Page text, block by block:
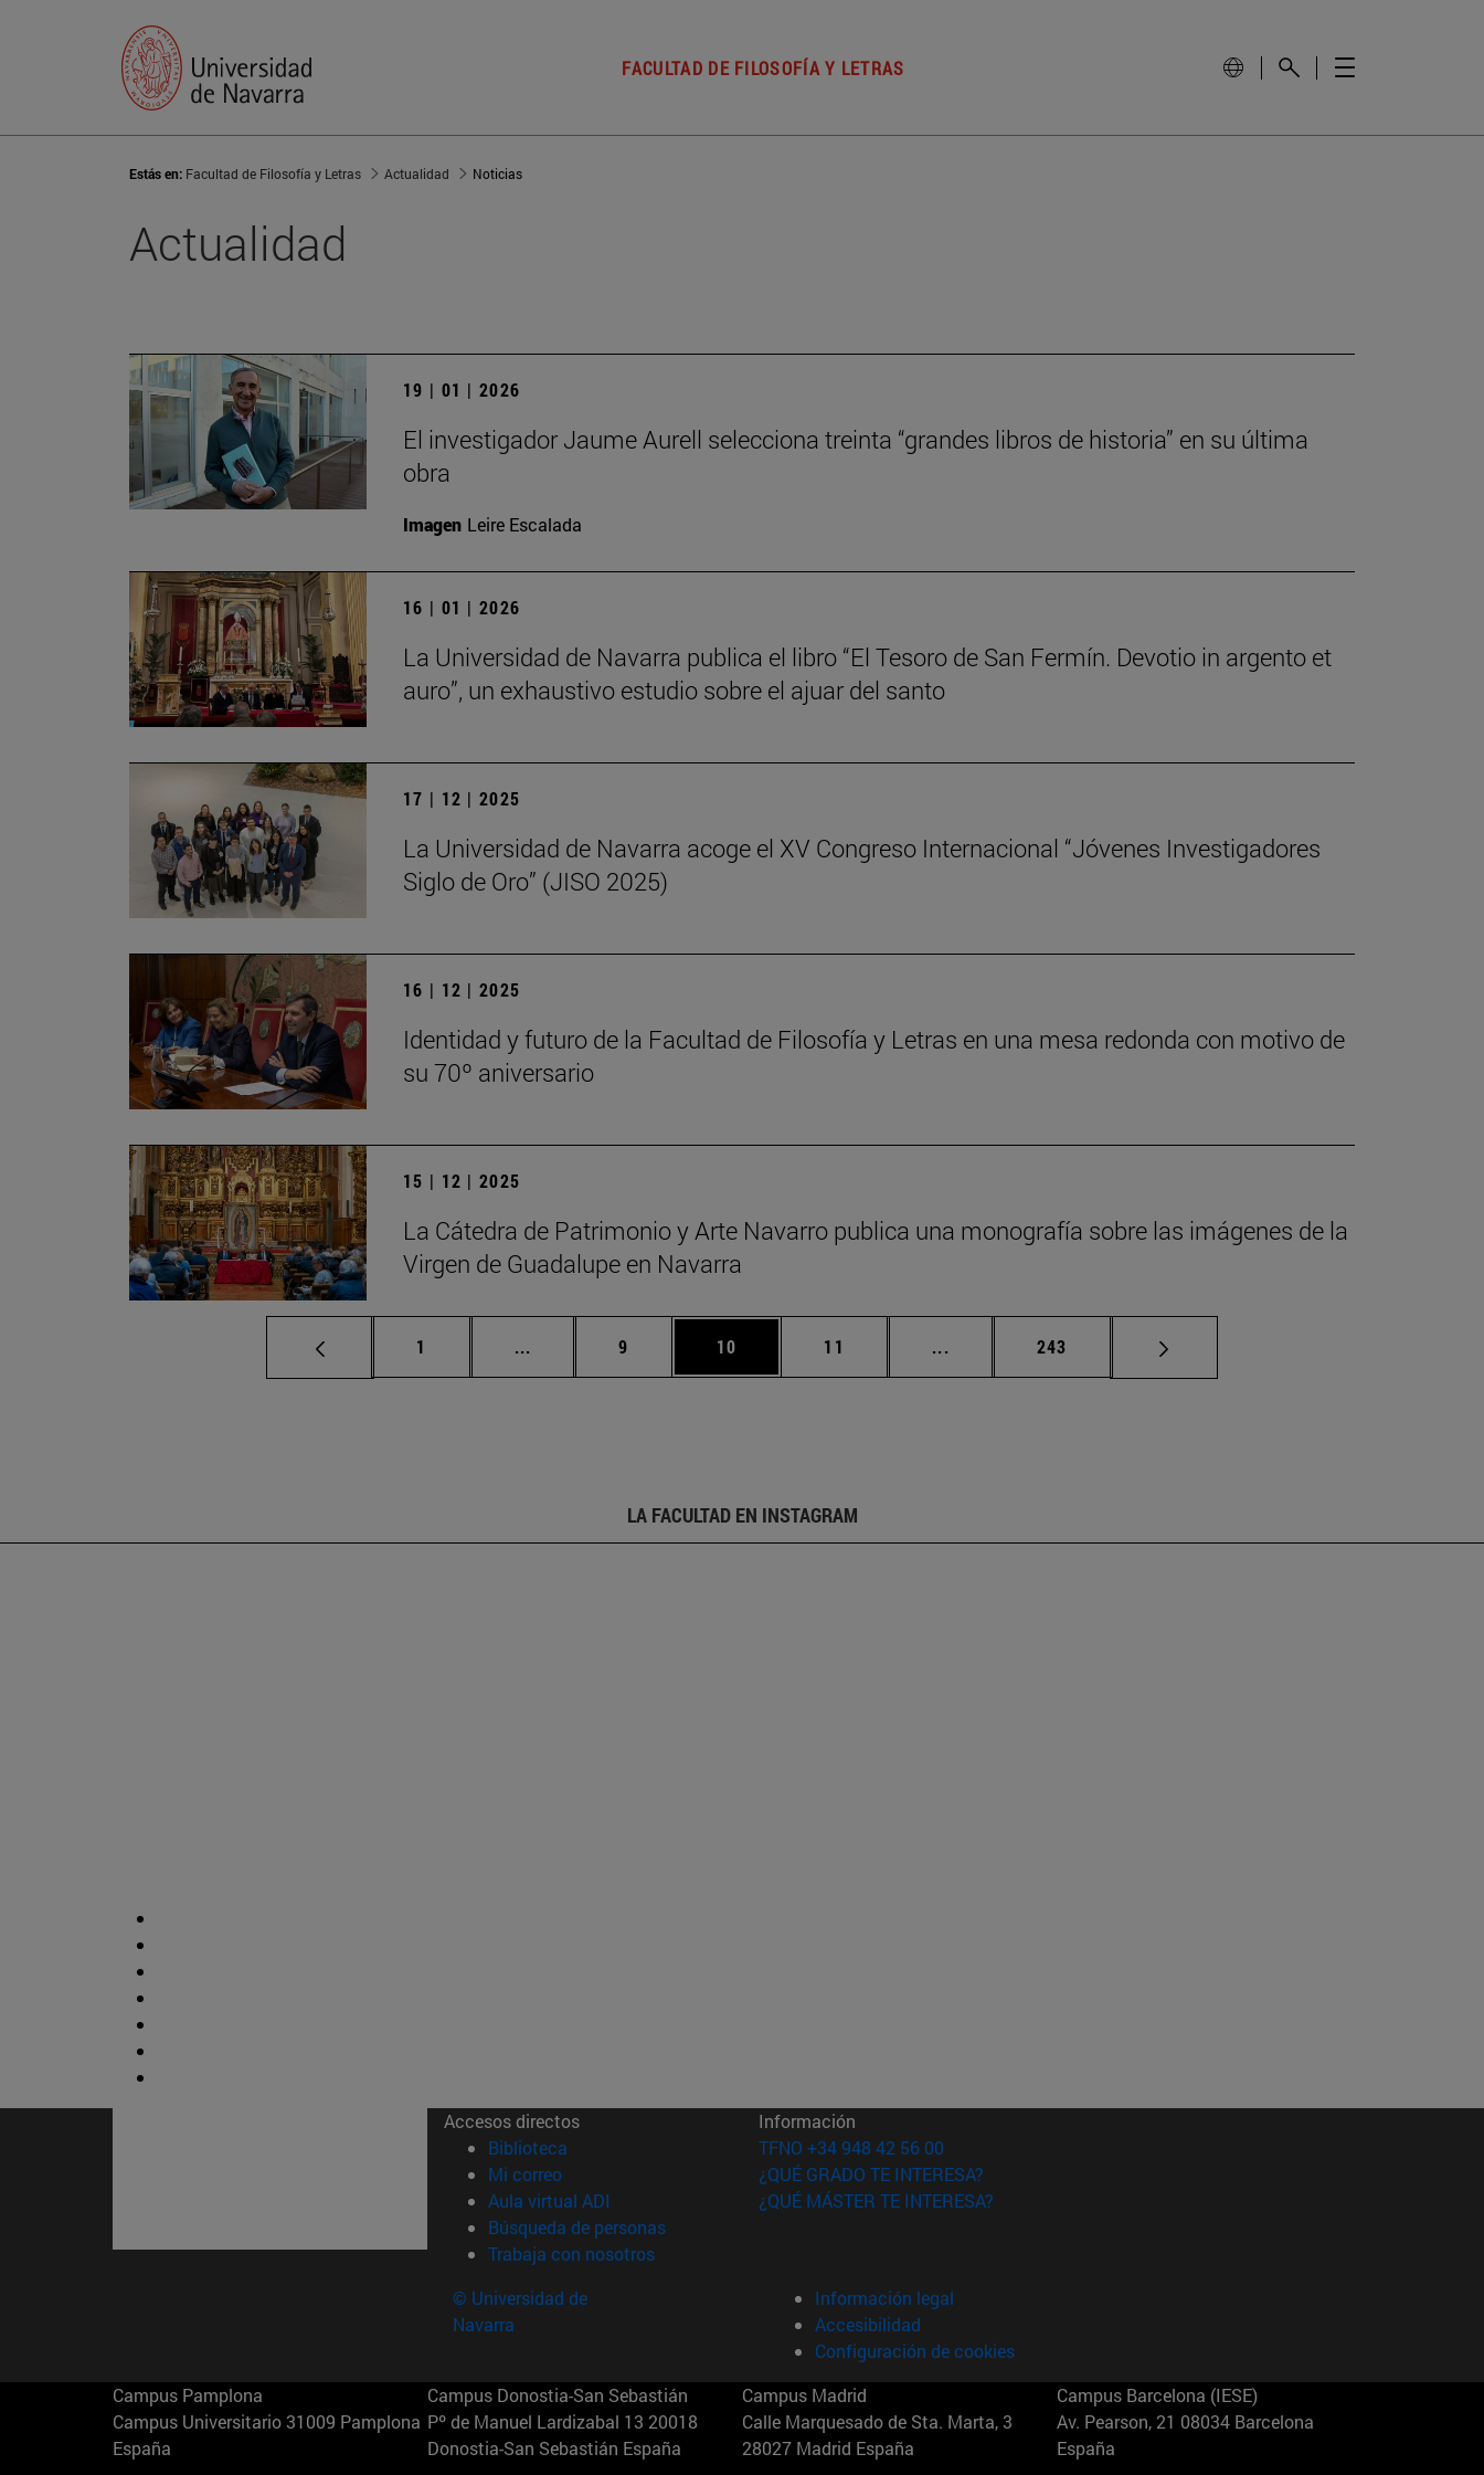
FACULTAD DE FILOSOFÍA Y LETRAS
Estás en: Facultad de Filosofía y Letras Actualidad Noticias
Actualidad
19 | 01 | 2026
El investigador Jaume Aurell selecciona treinta “grandes libros de historia” en su última
obra
Imagen Leire Escalada
16 | 01 | 2026
La Universidad de Navarra publica el libro “El Tesoro de San Fermín. Devotio in argento et
auro”, un exhaustivo estudio sobre el ajuar del santo
17 | 12 | 2025
La Universidad de Navarra acoge el XV Congreso Internacional “Jóvenes Investigadores
Siglo de Oro” (JISO 2025)
16 | 12 | 2025
Identidad y futuro de la Facultad de Filosofía y Letras en una mesa redonda con motivo de
su 70º aniversario
15 | 12 | 2025
La Cátedra de Patrimonio y Arte Navarro publica una monografía sobre las imágenes de la
Virgen de Guadalupe en Navarra
Página
1 ... Páginas intermedias Use TAB para desplazarse.
Página
9 Página
10 Página
11 ... Páginas intermedias Use TAB para desplazarse.
Página
243
LA FACULTAD EN INSTAGRAM
Accesos directos
Biblioteca (abre en nueva ventana)
Mi correo(abre en nueva ventana)
Aula virtual ADI (abre en nueva ventana)
Búsqueda de personas(abre en nueva ventana)
Trabaja con nosotros(abre en nueva ventana)
Información
TFNO +34 948 42 56 00
¿QUÉ GRADO TE INTERESA?
¿QUÉ MÁSTER TE INTERESA?
© Universidad de
Navarra
Información legal
Accesibilidad
Configuración de cookies
Campus Pamplona
Campus Universitario 31009 Pamplona
España
Campus Donostia-San Sebastián
Pº de Manuel Lardizabal 13 20018
Donostia-San Sebastián España
Campus Madrid
Calle Marquesado de Sta. Marta, 3
28027 Madrid España
Campus Barcelona (IESE)
Av. Pearson, 21 08034 Barcelona
España